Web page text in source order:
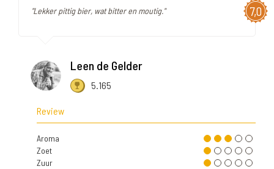
7,0
"Lekker pittig bier, wat bitter en moutig."
Leen de Gelder
5.165
Review
Aroma
Zoet
Zuur